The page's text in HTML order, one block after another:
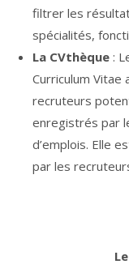
filtrer les
spécialités,
La CVthèque :
Curriculum
recruteurs
enregistrés par
d’emplois. Elle
par les